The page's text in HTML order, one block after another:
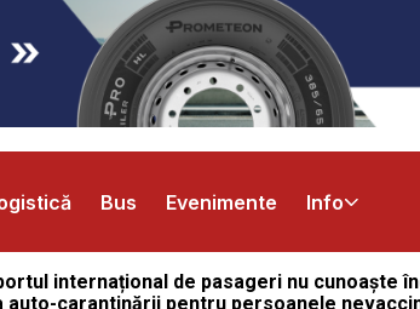
Bus Evenimente Info
internațional de pasageri nu cunoaște
auto-carantinării pentru persoanele